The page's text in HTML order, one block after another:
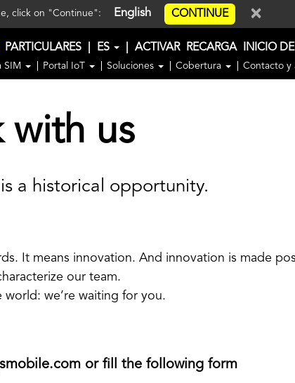
click on "Continue": English CONTINUE ×
PARTICULARES ES ACTIVAR RECARGA INICIO
SIM Portal IoT Soluciones Cobertura Contacto y
with us
a historical opportunity.
It means innovation. And innovation is made
our team.
world: we’re waiting for you.
or fill the following form